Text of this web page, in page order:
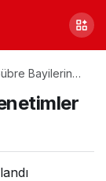
Bayilerine
0